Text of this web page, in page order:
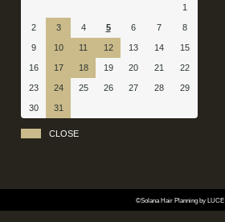
1
2 3 4 5 6 7 8
9 10 11 12 13 14 15
16 17 18 19 20 21 22
23 24 25 26 27 28 29
30 31
CLOSE
©Solana Hair Planning by LUCE